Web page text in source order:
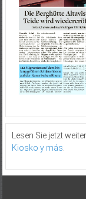
Lesen Sie jetzt
Kiosko y más.